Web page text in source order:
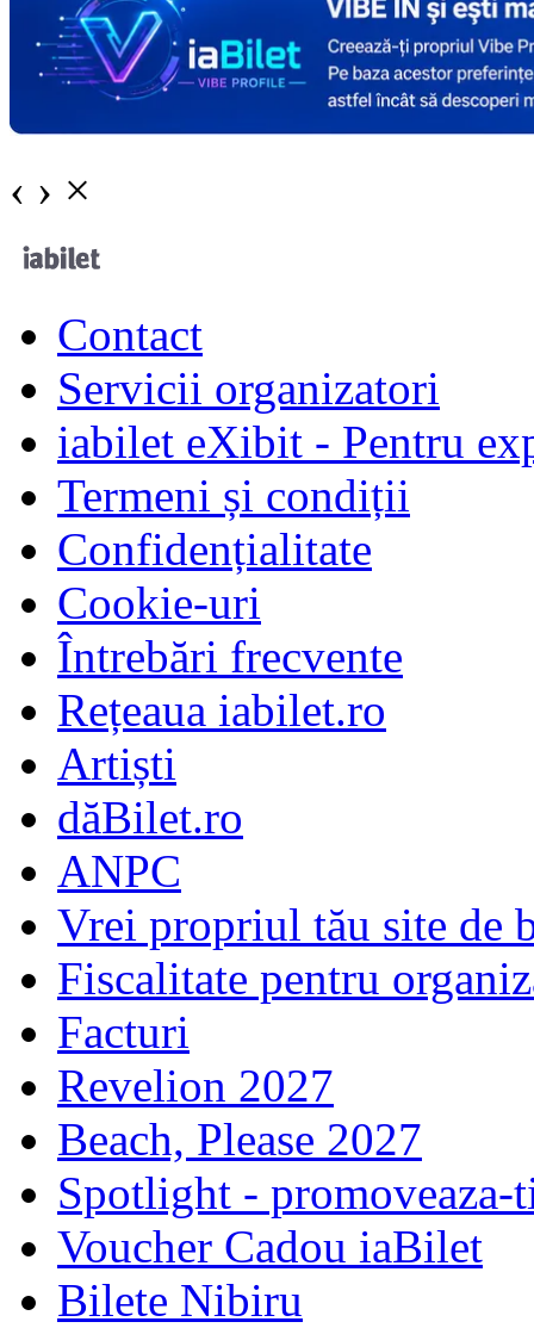
‹ › ×
Contact
Servicii organizatori
iabilet eXibit - Pentru
Termeni și condiții
Confidențialitate
Cookie-uri
Întrebări frecvente
Rețeaua iabilet.ro
Artiști
dăBilet.ro
ANPC
Vrei propriul tău site de
Fiscalitate pentru
Facturi
Revelion 2027
Beach, Please 2027
Spotlight - promoveaza-
Voucher Cadou iaBilet
Bilete Nibiru